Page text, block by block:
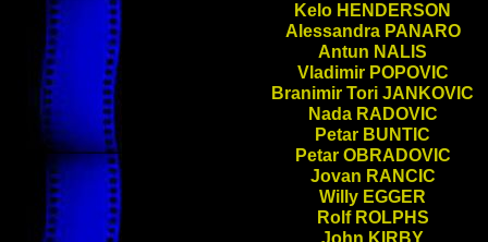
Kelo HENDERSON
Alessandra PANARO
Antun NALIS
Vladimir POPOVIC
Branimir Tori JANKOVIC
Nada RADOVIC
Petar BUNTIC
Petar OBRADOVIC
Jovan RANCIC
Willy EGGER
Rolf ROLPHS
John KIRBY